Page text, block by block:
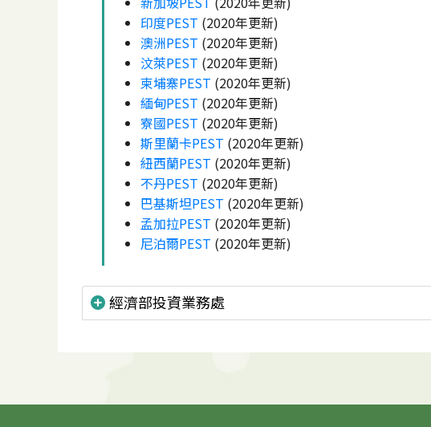
印度PEST (2020年更新)
澳洲PEST (2020年更新)
汶萊PEST (2020年更新)
柬埔寨PEST (2020年更新)
緬甸PEST (2020年更新)
寮國PEST (2020年更新)
斯里蘭卡PEST (2020年更新)
紐西蘭PEST (2020年更新)
不丹PEST (2020年更新)
巴基斯坦PEST (2020年更新)
孟加拉PEST (2020年更新)
尼泊爾PEST (2020年更新)
經濟部投資業務處